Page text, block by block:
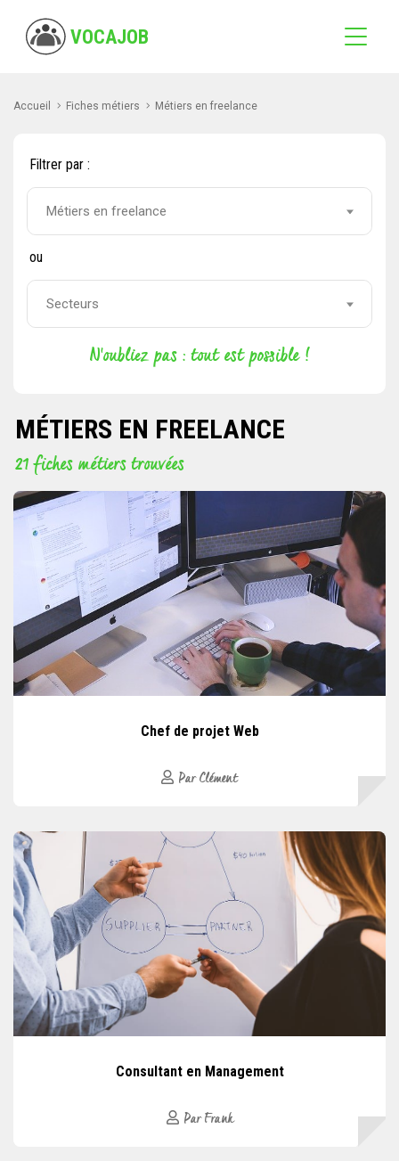
VOCAJOB
Accueil Fiches métiers Métiers en freelance
Filtrer par :
Métiers en freelance
ou
Secteurs
N'oubliez pas : tout est possible !
MÉTIERS EN FREELANCE
21 fiches métiers trouvées
Chef de projet Web
Par Clément
Consultant en Management
Par Frank